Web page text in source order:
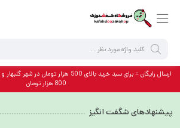
ارسال رایگان = برای سبد خرید بالای 500
800 هزار تومان
پیشنهادهای شگفت انگیز